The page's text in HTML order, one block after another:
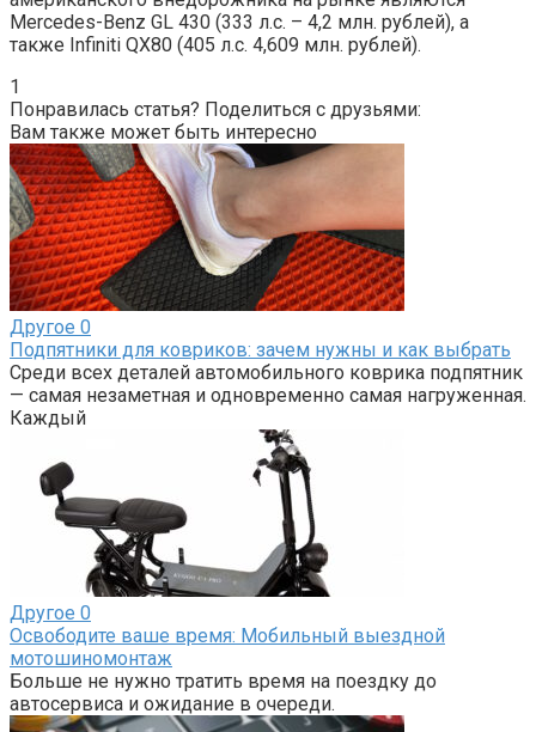
Mercedes-Benz GL 430 (333 л.с. – 4,2 млн. рублей), а
также Infiniti QX80 (405 л.с. 4,609 млн. рублей).
1
Понравилась статья? Поделиться с друзьями:
Вам также может быть интересно
Другое 0
Подпятники для ковриков: зачем нужны и как выбрать
Среди всех деталей автомобильного коврика подпятник
— самая незаметная и одновременно самая нагруженная.
Каждый
Другое 0
Освободите ваше время: Мобильный выездной
мотошиномонтаж
Больше не нужно тратить время на поездку до
автосервиса и ожидание в очереди.